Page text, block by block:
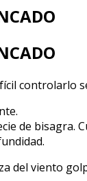
controlarlo
de
del viento